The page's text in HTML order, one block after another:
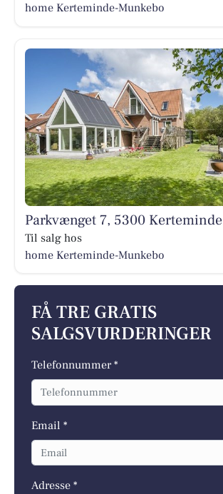
home Kerteminde-Munkebo
Parkvænget 7, 5300 Kerteminde
Til salg hos
home Kerteminde-Munkebo
FÅ TRE GRATIS
SALGSVURDERINGER
Telefonnummer *
Email *
Adresse *